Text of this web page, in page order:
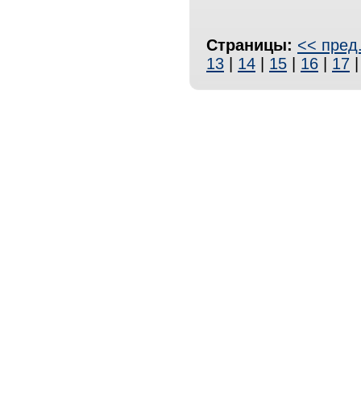
Страницы: <<
13
14 15 16 17